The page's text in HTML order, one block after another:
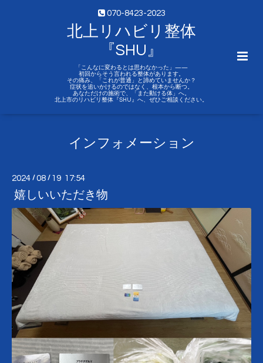
070-8423-2023
北上リハビリ整体
『SHU』
「こんなに変わるとは思わなかった」——
初回からそう言われる整体があります。
その痛み、「これが普通」と諦めていませんか？
症状を追いかけるのではなく、根本から断つ。
あなただけの施術で、「また動ける体」へ。
北上市のリハビリ整体『SHU』へ、ぜひご相談ください。
インフォメーション
2024 /08 / 19 17:54
嬉しいいただき物